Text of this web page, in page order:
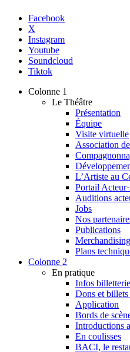
Facebook
X
Instagram
Youtube
Soundcloud
Tiktok
Colonne 1
Le Théâtre
Présentation
Équipe
Visite virtuelle
Association
L’Artiste au
Portail
Auditions
Jobs
Nos
Publications
Merchandising
Plans
Colonne 2
En pratique
Infos billetterie
Dons et billets
Application
Bords de
Introductions
En coulisses
BACI, le